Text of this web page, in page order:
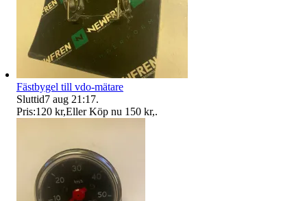
Fästbygel till vdo-mätare
Sluttid7 aug 21:17.
Pris:120 kr,Eller Köp nu 150 kr,.